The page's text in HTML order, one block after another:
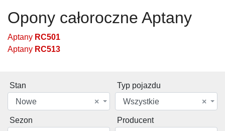
Opony całoroczne Aptany
Aptany RC501
Aptany RC513
Stan
×
Nowe
Typ pojazdu
×
Wszystkie
Sezon
Producent